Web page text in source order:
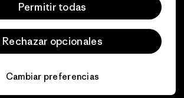
Permitir todas
Rechazar opcionales
Cambiar preferencias